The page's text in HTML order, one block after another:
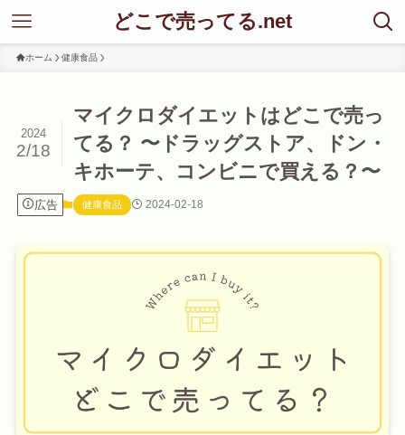
どこで売ってる.net
ホーム 健康食品
マイクロダイエットはどこで売っ
てる？ 〜ドラッグストア、ドン・
キホーテ、コンビニで買える？〜
2024
2/18
広告 健康食品 2024-02-18